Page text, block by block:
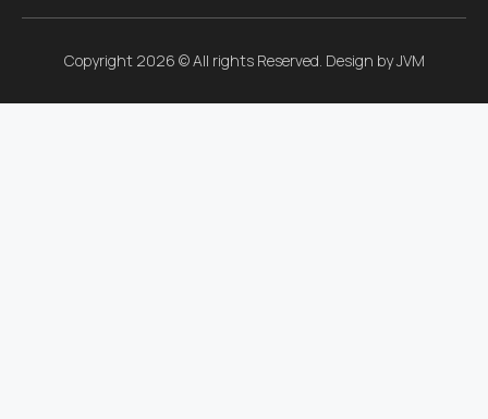
Copyright 2026 © All rights Reserved. Design by JVM